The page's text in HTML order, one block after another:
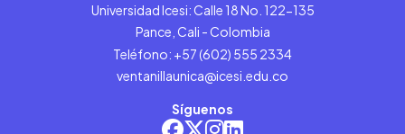
Universidad Icesi: Calle 18 No. 122-135
Pance, Cali - Colombia
Teléfono: +57 (602) 555 2334
ventanillaunica@icesi.edu.co
Síguenos